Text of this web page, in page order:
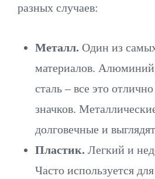
разных случаев:
Металл. Один из
материалов.
сталь – все это
значков.
долговечные и
Пластик. Легкий и
Часто используется